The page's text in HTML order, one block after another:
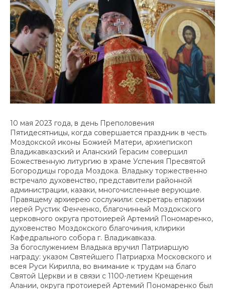
10 мая 2023 года, в день Преполовения
Пятидесятницы, когда совершается праздник в честь
Моздокской иконы Божией Матери, архиепископ
Владикавказский и Аланский Герасим совершил
Божественную литургию в храме Успения Пресвятой
Богородицы города Моздока. Владыку торжественно
встречало духовенство, представители районной
администрации, казаки, многочисленные верующие.
Правящему архиерею сослужили: секретарь епархии
иерей Рустик Фенченко, благочинный Моздокского
церковного округа протоиерей Артемий Пономаренко,
духовенство Моздокского благочиния, клирики
Кафедрального собора г. Владикавказа.
За богослужением Владыка вручил Патриаршую
награду: указом Святейшего Патриарха Московского и
всея Руси Кирилла, во внимание к трудам на благо
Святой Церкви и в связи с 1100-летием Крещения
Алании, округа протоиерей Артемий Пономаренко был